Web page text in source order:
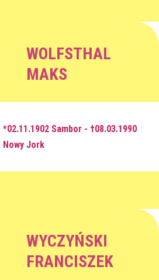
WOLFSTHAL
MAKS
*02.11.1902 Sambor - †08.03.1990
Nowy Jork
WYCZYŃSKI
FRANCISZEK